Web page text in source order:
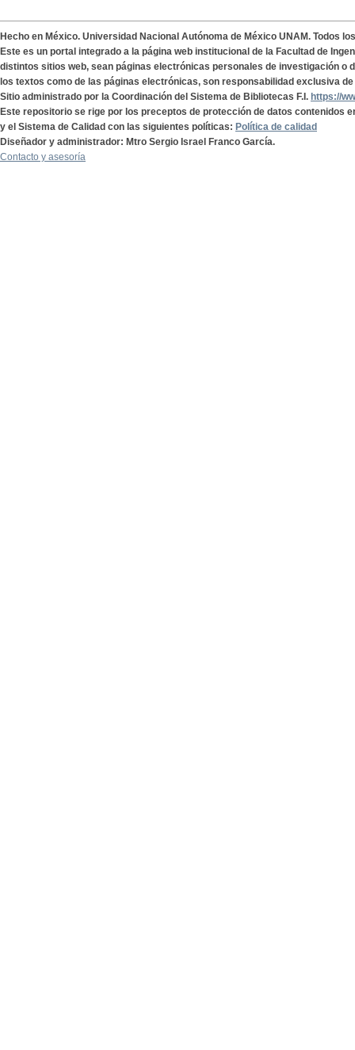
Hecho en México. Universidad Nacional Autónoma de México UNAM. Todos
Este es un portal integrado a la página web institucional de la Facultad de
distintos sitios web, sean páginas electrónicas personales de investigación o
los textos como de las páginas electrónicas, son responsabilidad exclusiva
Sitio administrado por la Coordinación del Sistema de Bibliotecas F.I. https://
Este repositorio se rige por los preceptos de protección de datos contenidos
y el Sistema de Calidad con las siguientes políticas: Política de calidad
Diseñador y administrador: Mtro Sergio Israel Franco García.
Contacto y asesoría